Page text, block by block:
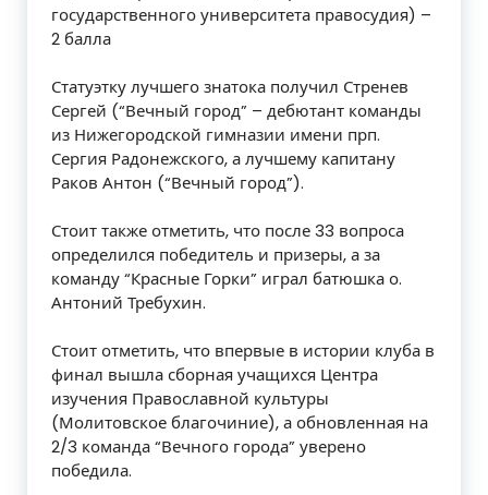
государственного университета правосудия) –
2 балла
Статуэтку лучшего знатока получил Стренев
Сергей (“Вечный город” – дебютант команды
из Нижегородской гимназии имени прп.
Сергия Радонежского, а лучшему капитану
Раков Антон (“Вечный город”).
Стоит также отметить, что после 33 вопроса
определился победитель и призеры, а за
команду “Красные Горки” играл батюшка о.
Антоний Требухин.
Стоит отметить, что впервые в истории клуба в
финал вышла сборная учащихся Центра
изучения Православной культуры
(Молитовское благочиние), а обновленная на
2/3 команда “Вечного города” уверено
победила.